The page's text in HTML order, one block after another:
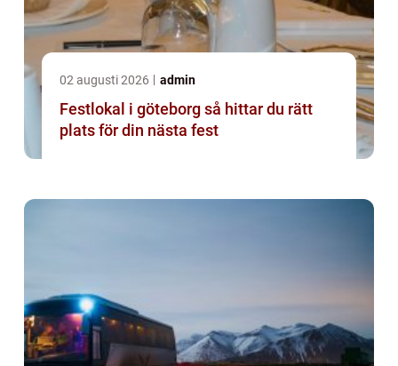
02 augusti 2026 admin
Festlokal i göteborg så hittar du rätt
plats för din nästa fest